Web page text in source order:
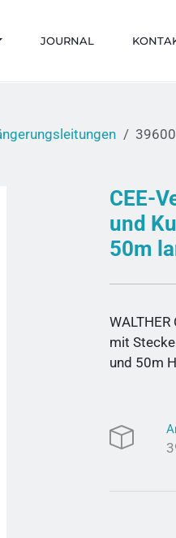
JOURNAL
CEE-
und
50m
mit
und 50m